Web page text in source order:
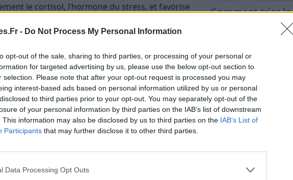
- Do Not Process My Personal Information
opt-out of the sale, sharing to third parties, or processing of your personal or
for targeted advertising by us, please use the below opt-out section to
selection. Please note that after your opt-out request is processed you may
interest-based ads based on personal information utilized by us or personal
to third parties prior to your opt-out. You may separately opt-out of the
of your personal information by third parties on the IAB’s list of downstream
This information may also be disclosed by us to third parties on the IAB’s List of
Participants that may further disclose it to other third parties.
Data Processing Opt Outs
le cortisol, l’hormone du stress, et favorise
comme “l’hormone du bonheur”. Cela se
et une meilleure gestion des émotions.
la pleine conscience, stimulent le cortex
ainsi la capacité de concentration et de prise de
la tension artérielle,améliorer la qualité du
immunitaire.
la méditation offre une occasion de se
supérieure, selon ses croyances.
Comment trier
sans y passer
Tri du linge : rien
beaucoup d’entre
du lavage vous semble
compliquée, rassurez-
astuces simples